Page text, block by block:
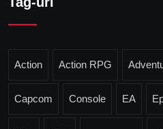
Action Action RPG
Capcom Console EA